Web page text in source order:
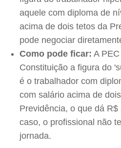
aquele com diploma de
acima de dois tetos da
pode negociar
Como pode ficar: A
Constituição a figura do
é o trabalhador com
com salário acima de
Previdência, o que dá
caso, o profissional não
jornada.